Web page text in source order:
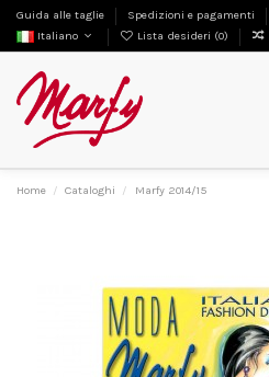
Guida alle taglie Spedizioni e pagamenti
Italiano
Lista desideri (0)
Home Cataloghi Marfy 2014/15